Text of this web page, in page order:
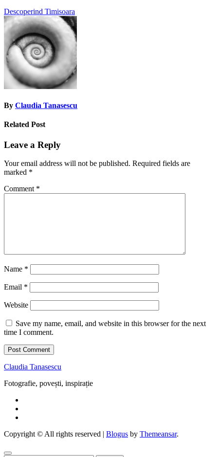
Post
navigation
Descoperind Timisoara
By Claudia Tanasescu
Related Post
Leave a Reply
Your email address will not be published. Required fields are
marked *
Comment *
Name *
Email *
Website
Save my name, email, and website in this browser for the next
time I comment.
Claudia Tanasescu
Fotografie, povești, inspirație
Copyright © All rights reserved | Blogus by Themeansar.